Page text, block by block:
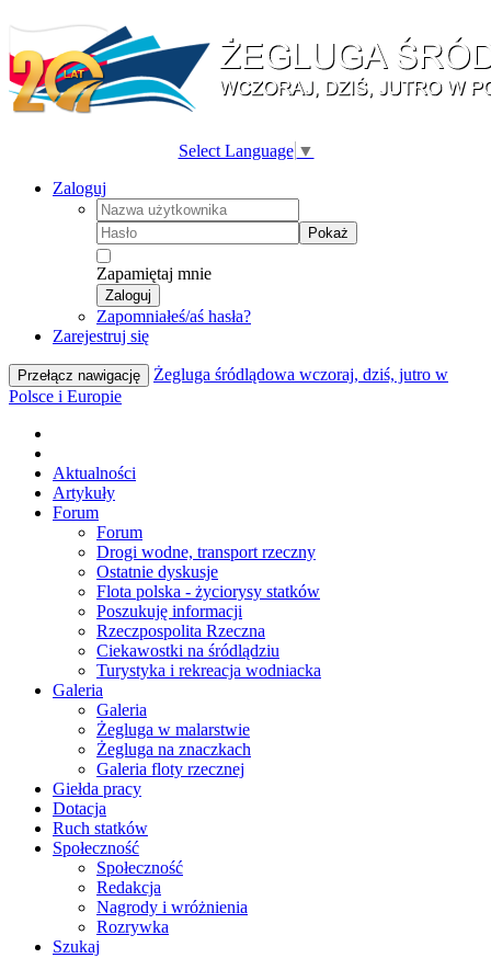
Select Language ▼
Zaloguj
Pokaż
Zapamiętaj mnie
Zaloguj
Zapomniałeś/aś hasła?
Zarejestruj się
Przełącz nawigację
Żegluga śródlądowa wczoraj, dziś, jutro w
Polsce i Europie
Aktualności
Artykuły
Forum
Forum
Drogi wodne, transport rzeczny
Ostatnie dyskusje
Flota polska - życiorysy statków
Poszukuję informacji
Rzeczpospolita Rzeczna
Ciekawostki na śródlądziu
Turystyka i rekreacja wodniacka
Galeria
Galeria
Żegluga w malarstwie
Żegluga na znaczkach
Galeria floty rzecznej
Giełda pracy
Dotacja
Ruch statków
Społeczność
Społeczność
Redakcja
Nagrody i wróżnienia
Rozrywka
Szukaj